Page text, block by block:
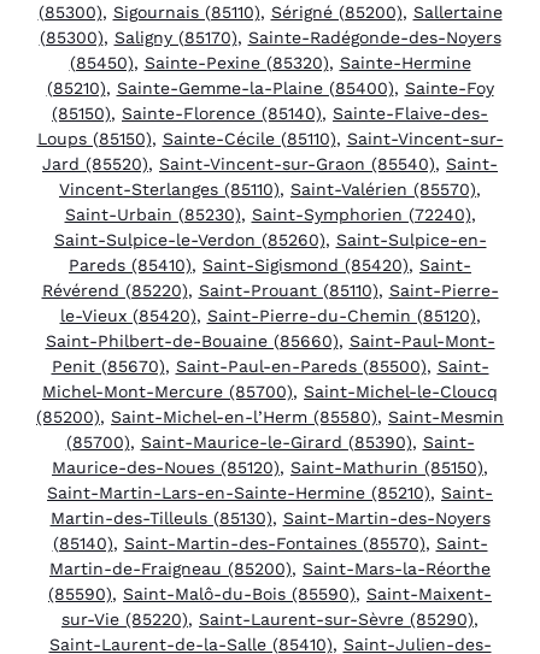
(85300), Sigournais (85110), Sérigné (85200), Sallertaine
(85300), Saligny (85170), Sainte-Radégonde-des-Noyers
(85450), Sainte-Pexine (85320), Sainte-Hermine
(85210), Sainte-Gemme-la-Plaine (85400), Sainte-Foy
(85150), Sainte-Florence (85140), Sainte-Flaive-des-
Loups (85150), Sainte-Cécile (85110), Saint-Vincent-sur-
Jard (85520), Saint-Vincent-sur-Graon (85540), Saint-
Vincent-Sterlanges (85110), Saint-Valérien (85570),
Saint-Urbain (85230), Saint-Symphorien (72240),
Saint-Sulpice-le-Verdon (85260), Saint-Sulpice-en-
Pareds (85410), Saint-Sigismond (85420), Saint-
Révérend (85220), Saint-Prouant (85110), Saint-Pierre-
le-Vieux (85420), Saint-Pierre-du-Chemin (85120),
Saint-Philbert-de-Bouaine (85660), Saint-Paul-Mont-
Penit (85670), Saint-Paul-en-Pareds (85500), Saint-
Michel-Mont-Mercure (85700), Saint-Michel-le-Cloucq
(85200), Saint-Michel-en-l’Herm (85580), Saint-Mesmin
(85700), Saint-Maurice-le-Girard (85390), Saint-
Maurice-des-Noues (85120), Saint-Mathurin (85150),
Saint-Martin-Lars-en-Sainte-Hermine (85210), Saint-
Martin-des-Tilleuls (85130), Saint-Martin-des-Noyers
(85140), Saint-Martin-des-Fontaines (85570), Saint-
Martin-de-Fraigneau (85200), Saint-Mars-la-Réorthe
(85590), Saint-Malô-du-Bois (85590), Saint-Maixent-
sur-Vie (85220), Saint-Laurent-sur-Sèvre (85290),
Saint-Laurent-de-la-Salle (85410), Saint-Julien-des-